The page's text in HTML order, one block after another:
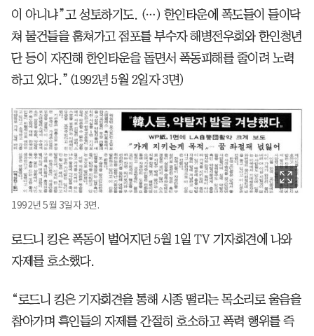
이 아니냐”고 성토하기도. (…) 한인타운에 폭도들이 들이닥
쳐 물건들을 훔쳐가고 점포를 부수자 해병전우회와 한인청년
단 등이 자진해 한인타운을 돌면서 폭동피해를 줄이려 노력
하고 있다.”(1992년 5월 2일자 3면)
1992년 5월 3일자 3면.
로드니 킹은 폭동이 벌어지던 5월 1일 TV 기자회견에 나와
자제를 호소했다.
“로드니 킹은 기자회견을 통해 시종 떨리는 목소리로 울음을
참아가며 흑인들의 자제를 간절히 호소하고 폭력 행위를 즉